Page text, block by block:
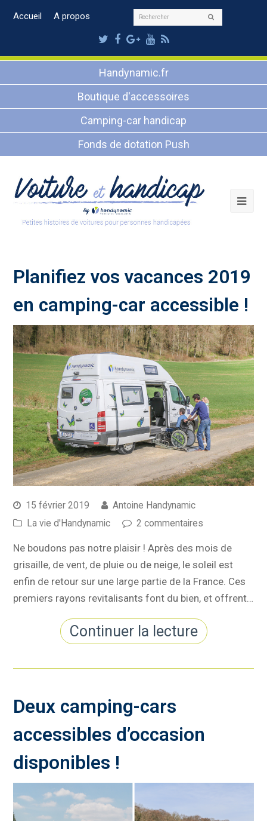
Accueil A propos Rechercher
Twitter
Facebook
Google
Plus
Youtube
RSS
Handynamic.fr
Boutique d'accessoires
Camping-car handicap
Fonds de dotation Push
Planifiez vos vacances 2019
en camping-car accessible !
15 février 2019
Antoine Handynamic
La vie d'Handynamic
2 commentaires
Ne boudons pas notre plaisir ! Après des mois de
grisaille, de vent, de pluie ou de neige, le soleil est
enfin de retour sur une large partie de la France. Ces
premiers rayons revitalisants font du bien, et offrent…
Continuer la lecture
Deux camping-cars
accessibles d’occasion
disponibles !